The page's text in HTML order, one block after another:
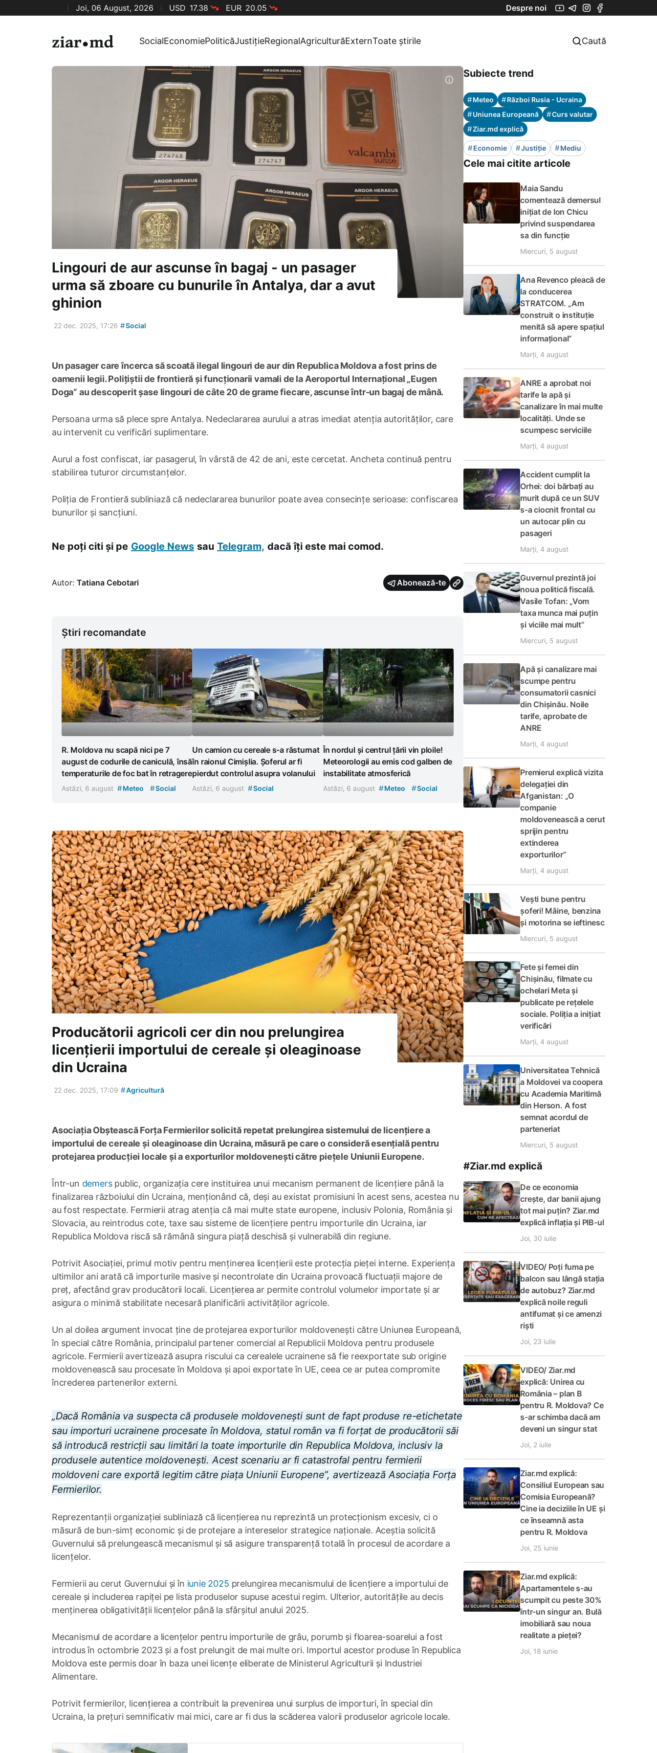
Joi, 06 August, 2026 USD 17.38 EUR 20.05 Despre noi
SocialEconomiePoliticăJustițieRegionalAgriculturăExternToate știrile Caută
Lingouri de aur ascunse în bagaj - un pasager
urma să zboare cu bunurile în Antalya, dar a avut
ghinion
22 dec. 2025, 17:26 #Social
Un pasager care încerca să scoată ilegal lingouri de aur din Republica Moldova a fost prins de
oamenii legii. Polițiștii de frontieră și funcționarii vamali de la Aeroportul Internațional „Eugen
Doga” au descoperit șase lingouri de câte 20 de grame fiecare, ascunse într-un bagaj de mână.
Persoana urma să plece spre Antalya. Nedeclararea aurului a atras imediat atenția autorităților, care
au intervenit cu verificări suplimentare.
Aurul a fost confiscat, iar pasagerul, în vârstă de 42 de ani, este cercetat. Ancheta continuă pentru
stabilirea tuturor circumstanțelor.
Poliția de Frontieră subliniază că nedeclararea bunurilor poate avea consecințe serioase: confiscarea
bunurilor și sancțiuni.
Ne poți citi și pe Google News sau Telegram, dacă îți este mai comod.
Autor: Tatiana Cebotari Abonează-te
Știri recomandate
R. Moldova nu scapă nici pe 7
august de codurile de caniculă, însă
temperaturile de foc bat în retragere
Astăzi, 6 august #Meteo #Social
Un camion cu cereale s-a răsturnat
în raionul Cimișlia. Șoferul ar fi
pierdut controlul asupra volanului
Astăzi, 6 august #Social
În nordul și centrul țării vin ploile!
Meteorologii au emis cod galben de
instabilitate atmosferică
Astăzi, 6 august #Meteo #Social
Producătorii agricoli cer din nou prelungirea
licențierii importului de cereale și oleaginoase
din Ucraina
22 dec. 2025, 17:09 #Agricultură
Asociația Obștească Forța Fermierilor solicită repetat prelungirea sistemului de licențiere a
importului de cereale și oleaginoase din Ucraina, măsură pe care o consideră esențială pentru
protejarea producției locale și a exporturilor moldovenești către piețele Uniunii Europene.
Într-un demerspublic, organizația cere instituirea unui mecanism permanent de licențiere până la
finalizarea războiului din Ucraina, menționând că, deși au existat promisiuni în acest sens, acestea nu
au fost respectate. Fermierii atrag atenția că mai multe state europene, inclusiv Polonia, România și
Slovacia, au reintrodus cote, taxe sau sisteme de licențiere pentru importurile din Ucraina, iar
Republica Moldova riscă să rămână singura piață deschisă și vulnerabilă din regiune.
Potrivit Asociației, primul motiv pentru menținerea licențierii este protecția pieței interne. Experiența
ultimilor ani arată că importurile masive și necontrolate din Ucraina provoacă fluctuații majore de
preț, afectând grav producătorii locali. Licențierea ar permite controlul volumelor importate și ar
asigura o minimă stabilitate necesară planificării activităților agricole.
Un al doilea argument invocat ține de protejarea exporturilor moldovenești către Uniunea Europeană,
în special către România, principalul partener comercial al Republicii Moldova pentru produsele
agricole. Fermierii avertizează asupra riscului ca cerealele ucrainene să fie reexportate sub origine
moldovenească sau procesate în Moldova și apoi exportate în UE, ceea ce ar putea compromite
încrederea partenerilor externi.
„Dacă România va suspecta că produsele moldovenești sunt de fapt produse re-etichetate
sau importuri ucrainene procesate în Moldova, statul român va fi forțat de producătorii săi
să introducă restricții sau limitări la toate importurile din Republica Moldova, inclusiv la
produsele autentice moldovenești. Acest scenariu ar fi catastrofal pentru fermierii
moldoveni care exportă legitim către piața Uniunii Europene”, avertizează Asociația Forța
Fermierilor.
Reprezentanții organizației subliniază că licențierea nu reprezintă un protecționism excesiv, ci o
măsură de bun-simț economic și de protejare a intereselor strategice naționale. Aceștia solicită
Guvernului să prelungească mecanismul și să asigure transparență totală în procesul de acordare a
licențelor.
Fermierii au cerut Guvernului și în iunie 2025 prelungirea mecanismului de licențiere a importului de
cereale și includerea rapiței pe lista produselor supuse acestui regim. Ulterior, autoritățile au decis
menținerea obligativității licențelor până la sfârșitul anului 2025.
Mecanismul de acordare a licențelor pentru importurile de grâu, porumb și floarea-soarelui a fost
introdus în octombrie 2023 și a fost prelungit de mai multe ori. Importul acestor produse în Republica
Moldova este permis doar în baza unei licențe eliberate de Ministerul Agriculturii și Industriei
Alimentare.
Potrivit fermierilor, licențierea a contribuit la prevenirea unui surplus de importuri, în special din
Ucraina, la prețuri semnificativ mai mici, care ar fi dus la scăderea valorii produselor agricole locale.
Subiecte trend
#Meteo #Război Rusia - Ucraina
#Uniunea Europeană #Curs valutar
#Ziar.md explică
#Economie #Justiție #Mediu
Cele mai citite articole
Maia Sandu
comentează demersul
inițiat de Ion Chicu
privind suspendarea
sa din funcție
Miercuri, 5 august
Ana Revenco pleacă de
la conducerea
STRATCOM. „Am
construit o instituție
menită să apere spațiul
informațional”
Marți, 4 august
ANRE a aprobat noi
tarife la apă și
canalizare în mai multe
localități. Unde se
scumpesc serviciile
Marți, 4 august
Accident cumplit la
Orhei: doi bărbați au
murit după ce un SUV
s-a ciocnit frontal cu
un autocar plin cu
pasageri
Marți, 4 august
Guvernul prezintă joi
noua politică fiscală.
Vasile Tofan: „Vom
taxa munca mai puțin
și viciile mai mult”
Miercuri, 5 august
Apă și canalizare mai
scumpe pentru
consumatorii casnici
din Chișinău. Noile
tarife, aprobate de
ANRE
Marți, 4 august
Premierul explică vizita
delegației din
Afganistan: „O
companie
moldovenească a cerut
sprijin pentru
extinderea
exporturilor”
Marți, 4 august
Vești bune pentru
șoferi! Mâine, benzina
și motorina se ieftinesc
Miercuri, 5 august
Fete și femei din
Chișinău, filmate cu
ochelari Meta și
publicate pe rețelele
sociale. Poliția a inițiat
verificări
Marți, 4 august
Universitatea Tehnică
a Moldovei va coopera
cu Academia Maritimă
din Herson. A fost
semnat acordul de
parteneriat
Miercuri, 5 august
#Ziar.md explică
De ce economia
crește, dar banii ajung
tot mai puțin? Ziar.md
explică inflația și PIB-ul
Joi, 30 iulie
VIDEO/ Poți fuma pe
balcon sau lângă stația
de autobuz? Ziar.md
explică noile reguli
antifumat și ce amenzi
riști
Joi, 23 iulie
VIDEO/ Ziar.md
explică: Unirea cu
România – plan B
pentru R. Moldova? Ce
s-ar schimba dacă am
deveni un singur stat
Joi, 2 iulie
Ziar.md explică:
Consiliul European sau
Comisia Europeană?
Cine ia deciziile în UE și
ce înseamnă asta
pentru R. Moldova
Joi, 25 iunie
Ziar.md explică:
Apartamentele s-au
scumpit cu peste 30%
într-un singur an. Bulă
imobiliară sau noua
realitate a pieței?
Joi, 18 iunie